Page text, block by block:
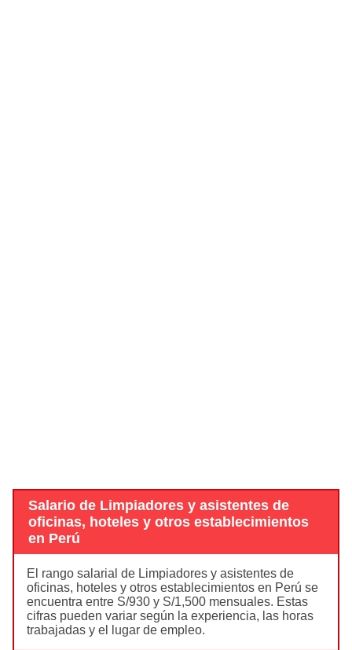
Salario de Limpiadores y asistentes de
oficinas, hoteles y otros establecimientos
en Perú
El rango salarial de Limpiadores y asistentes de
oficinas, hoteles y otros establecimientos en Perú se
encuentra entre S/930 y S/1,500 mensuales. Estas
cifras pueden variar según la experiencia, las horas
trabajadas y el lugar de empleo.